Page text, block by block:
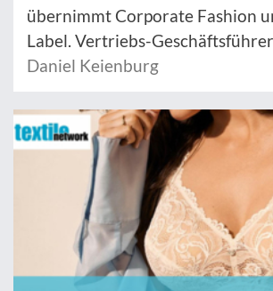
übernimmt Corporate Fashion
Label. Vertriebs-Geschäftsführer
Daniel Keienburg